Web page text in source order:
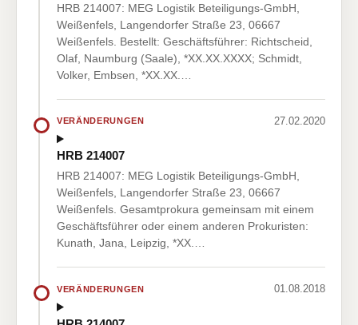
HRB 214007: MEG Logistik Beteiligungs-GmbH,
Weißenfels, Langendorfer Straße 23, 06667
Weißenfels. Bestellt: Geschäftsführer: Richtscheid,
Olaf, Naumburg (Saale), *XX.XX.XXXX; Schmidt,
Volker, Embsen, *XX.XX.…
VERÄNDERUNGEN 27.02.2020
HRB 214007
HRB 214007: MEG Logistik Beteiligungs-GmbH,
Weißenfels, Langendorfer Straße 23, 06667
Weißenfels. Gesamtprokura gemeinsam mit einem
Geschäftsführer oder einem anderen Prokuristen:
Kunath, Jana, Leipzig, *XX.…
VERÄNDERUNGEN 01.08.2018